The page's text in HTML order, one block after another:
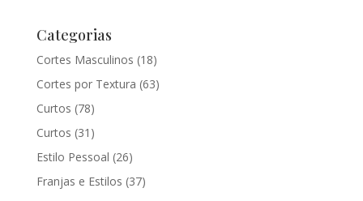
Categorias
Cortes Masculinos (18)
Cortes por Textura (63)
Curtos (78)
Curtos (31)
Estilo Pessoal (26)
Franjas e Estilos (37)